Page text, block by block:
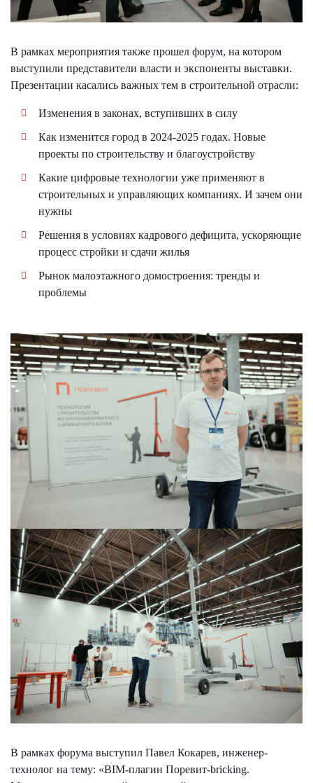
В рамках мероприятия также прошел форум, на котором
выступили представители власти и экспоненты выставки.
Презентации касались важных тем в строительной отрасли:
Изменения в законах, вступивших в силу
Как изменится город в 2024-2025 годах. Новые
проекты по строительству и благоустройству
Какие цифровые технологии уже применяют в
строительных и управляющих компаниях. И зачем они
нужны
Решения в условиях кадрового дефицита, ускоряющие
процесс стройки и сдачи жилья
Рынок малоэтажного домостроения: тренды и
проблемы
В рамках форума выступил Павел Кокарев, инженер-
технолог на тему: «BIM-плагин Поревит-bricking.